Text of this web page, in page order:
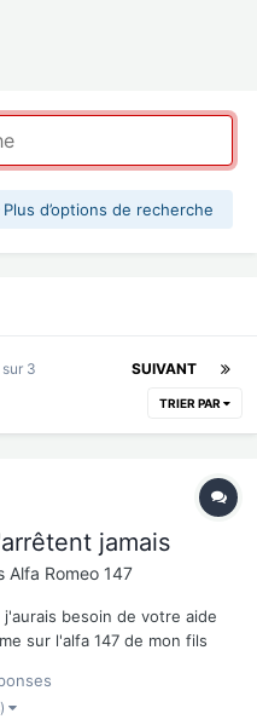
Plus d’options de recherche
SUIVANT
sur 3
TRIER PAR
jamais
Alfa Romeo 147
besoin de votre aide
sur l'alfa 147 de mon fils
correspondant coupé,
m...